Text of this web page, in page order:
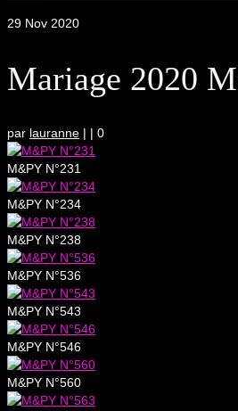
29 Nov 2020
Mariage 2020
par lauranne | | 0
M&PY N°231
M&PY N°234
M&PY N°238
M&PY N°536
M&PY N°543
M&PY N°546
M&PY N°560